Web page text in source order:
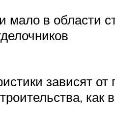
в области
зависят
как